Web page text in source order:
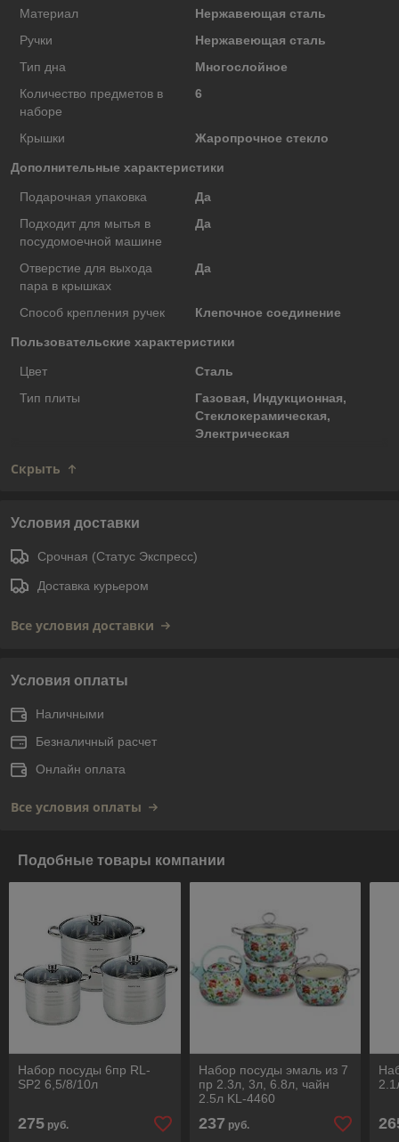
Материал
Нержавеющая сталь
Ручки
Нержавеющая сталь
Тип дна
Многослойное
Количество предметов в
наборе
6
Крышки Жаропрочное стекло
Дополнительные характеристики
Подарочная упаковка
Да
Подходит для мытья в
посудомоечной машине
Да
Отверстие для выхода
пара в крышках
Да
Способ крепления ручек Клепочное соединение
Пользовательские характеристики
Цвет
Сталь
Тип плиты
Газовая, Индукционная,
Стеклокерамическая,
Электрическая
Скрыть
Условия доставки
Срочная (Статус Экспресс)
Доставка курьером
Все условия доставки
Условия оплаты
Наличными
Безналичный расчет
Онлайн оплата
Все условия оплаты
Подобные товары компании
Набор посуды 6пр RL-
SP2 6,5/8/10л
275 руб.
Набор посуды эмаль из 7
пр 2.3л, 3л, 6.8л, чайн
2.5л KL-4460
237 руб.